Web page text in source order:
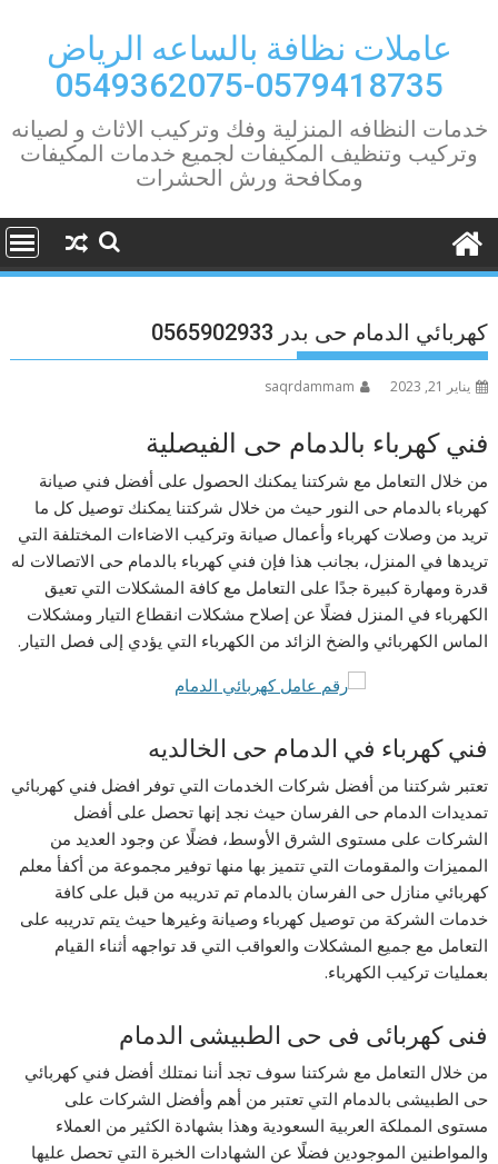
contentعاملات نظافة بالساعه الرياض
0579418735-0549362075
خدمات النظافه المنزلية وفك وتركيب الاثاث و لصيانه
وتركيب وتنظيف المكيفات لجميع خدمات المكيفات
ومكافحة ورش الحشرات
كهربائي الدمام حى بدر 0565902933
يناير 21, 2023 saqrdammam
فني كهرباء بالدمام حى الفيصلية
من خلال التعامل مع شركتنا يمكنك الحصول على أفضل فني صيانة
كهرباء بالدمام حى النور حيث من خلال شركتنا يمكنك توصيل كل ما
تريد من وصلات كهرباء وأعمال صيانة وتركيب الاضاءات المختلفة التي
تريدها في المنزل، بجانب هذا فإن فني كهرباء بالدمام حى الاتصالات له
قدرة ومهارة كبيرة جدًا على التعامل مع كافة المشكلات التي تعيق
الكهرباء في المنزل فضلًا عن إصلاح مشكلات انقطاع التيار ومشكلات
الماس الكهربائي والضخ الزائد من الكهرباء التي يؤدي إلى فصل التيار.
فني كهرباء في الدمام حى الخالديه
تعتبر شركتنا من أفضل شركات الخدمات التي توفر افضل فني كهربائي
تمديدات الدمام حى الفرسان حيث نجد إنها تحصل على أفضل
الشركات على مستوى الشرق الأوسط، فضلًا عن وجود العديد من
المميزات والمقومات التي تتميز بها منها توفير مجموعة من أكفأ معلم
كهربائي منازل حى الفرسان بالدمام تم تدريبه من قبل على كافة
خدمات الشركة من توصيل كهرباء وصيانة وغيرها حيث يتم تدريبه على
التعامل مع جميع المشكلات والعواقب التي قد تواجهه أثناء القيام
بعمليات تركيب الكهرباء.
فنى كهربائى فى حى الطبيشى الدمام
من خلال التعامل مع شركتنا سوف تجد أننا نمتلك أفضل فني كهربائي
حى الطبيشى بالدمام التي تعتبر من أهم وأفضل الشركات على
مستوى المملكة العربية السعودية وهذا بشهادة الكثير من العملاء
والمواطنين الموجودين فضلًا عن الشهادات الخبرة التي تحصل عليها